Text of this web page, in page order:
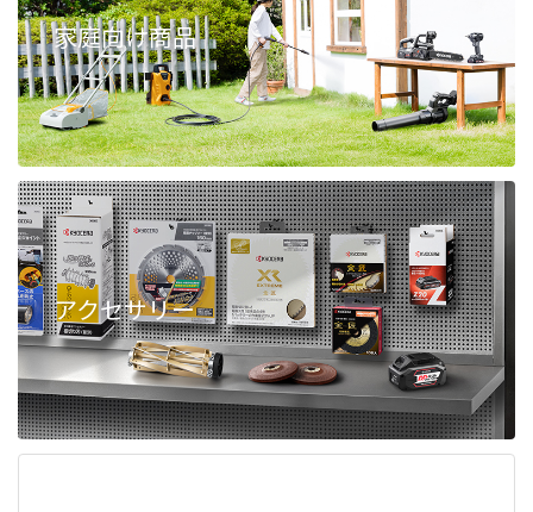
家庭向け商品
アクセサリー